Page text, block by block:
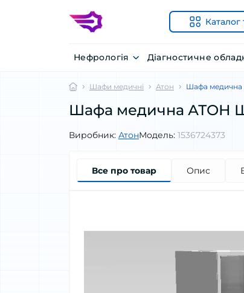
Каталог
Нефрологія Діагностичне
Шафи медичні Атон Шафа
Шафа медична АТОН
Виробник: АтонМодель: 1536724373
Все про товар Опис